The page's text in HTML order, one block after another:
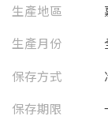
生產地區
生產月份
保存方式
保存期限